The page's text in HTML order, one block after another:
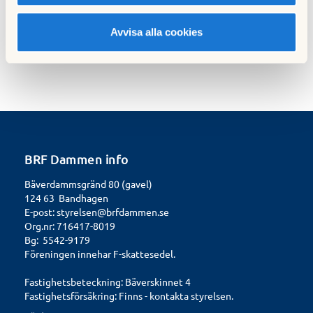
Avvisa alla cookies
Senast uppdaterad:2025-04-08
BRF Dammen info
Bäverdammsgränd 80 (gavel)
124 63 Bandhagen
E-post:styrelsen@brfdammen.se
Org.nr: 716417-8019
Bg: 5542-9179
Föreningen innehar F-skattesedel.
Fastighetsbeteckning: Bäverskinnet 4
Fastighetsförsäkring: Finns - kontakta styrelsen.